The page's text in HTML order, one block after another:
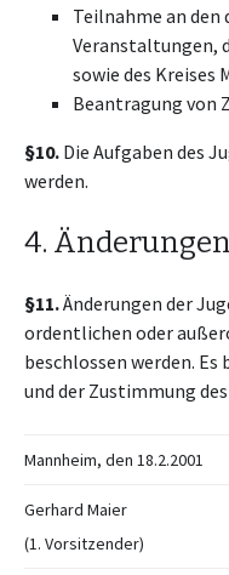
Teilnahme an den
Veranstaltungen,
sowie des Kreises
Beantragung von
§10. Die Aufgaben des
werden.
4. Änderungen
§11.Änderungen der
ordentlichen oder
beschlossen werden.
und der Zustimmung
Mannheim, den 18.2.2001
Gerhard Maier
(1. Vorsitzender)